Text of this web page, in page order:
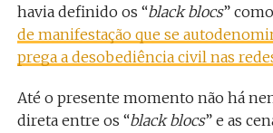
havia definido os “black blocs”
de manifestação que se
prega a desobediência civil nas
Até o presente momento não há
direta entre os “black blocs” e as